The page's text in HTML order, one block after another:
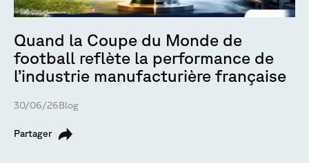
Quand la Coupe du Monde de
football reflète la performance de
l’industrie manufacturière française
30/06/26Blog
Partager